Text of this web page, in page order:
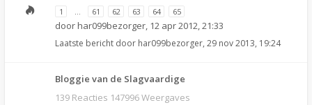
1 … 61 62 63 64 65
door har099bezorger, 12 apr 2012, 21:33
Laatste bericht door har099bezorger, 29 nov 2013, 19:24
Bloggie van de Slagvaardige
139 Reacties 147996 Weergaves